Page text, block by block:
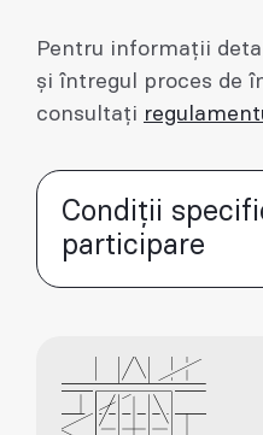
Pentru informații
și întregul proces de
consultați
Condiții
participare